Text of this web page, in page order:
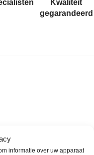
informatie over uw apparaat
Kwaliteit
gegarandeerd